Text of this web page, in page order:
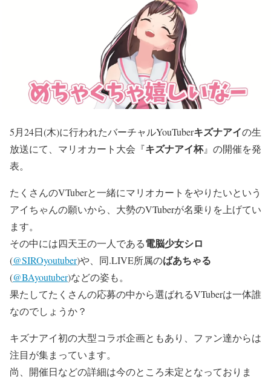
5月24日(木)に行われたバーチャルYouTuberキズナアイの生
放送にて、マリオカート大会『キズナアイ杯』の開催を発
表。
たくさんのVTuberと一緒にマリオカートをやりたいという
アイちゃんの願いから、大勢のVTuberが名乗りを上げてい
ます。
その中には四天王の一人である電脳少女シロ
(@SIROyoutuber)や、同.LIVE所属のばあちゃる
(@BAyoutuber)などの姿も。
果たしてたくさんの応募の中から選ばれるVTuberは一体誰
なのでしょうか？
キズナアイ初の大型コラボ企画ともあり、ファン達からは
注目が集まっています。
尚、開催日などの詳細は今のところ未定となっておりま